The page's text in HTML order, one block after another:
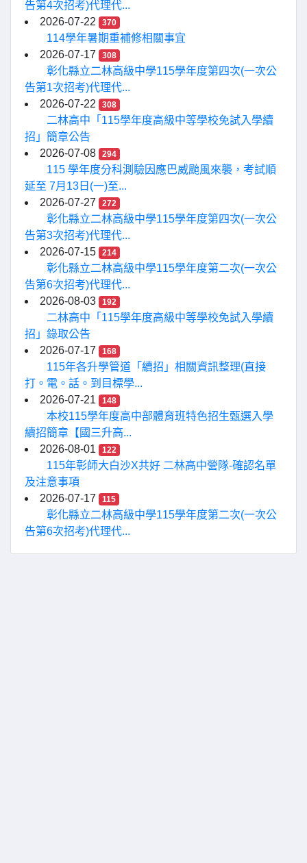
告第4次招考)代理代...
2026-07-22
370
114學年暑期重補修相關事宜
2026-07-17
308
彰化縣立二林高級中學115學年度第四次(一次公
告第1次招考)代理代...
2026-07-22
308
二林高中「115學年度高級中等學校免試入學續
招」簡章公告
2026-07-08
294
115 學年度分科測驗因應巴威颱風來襲，考試順
延至 7月13日(一)至...
2026-07-27
272
彰化縣立二林高級中學115學年度第四次(一次公
告第3次招考)代理代...
2026-07-15
214
彰化縣立二林高級中學115學年度第二次(一次公
告第6次招考)代理代...
2026-08-03
192
二林高中「115學年度高級中等學校免試入學續
招」錄取公告
2026-07-17
168
115年各升學管道「續招」相關資訊整理(直接
打。電。話。到目標學...
2026-07-21
148
本校115學年度高中部體育班特色招生甄選入學
續招簡章【國三升高...
2026-08-01
122
115年彰師大白沙X共好 二林高中營隊-確認名單
及注意事項
2026-07-17
115
彰化縣立二林高級中學115學年度第二次(一次公
告第6次招考)代理代...